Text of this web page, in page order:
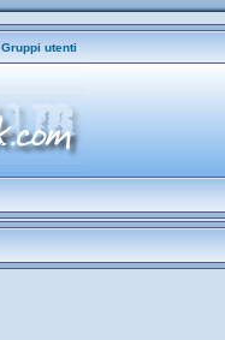
Gruppi utenti